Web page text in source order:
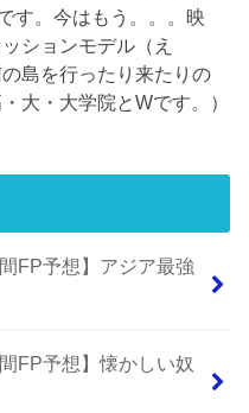
す。今はもう。。。映
ションモデル（え
島を行ったり来たりの
大・大学院とWです。）
FP予想】アジア最強
FP予想】懐かしい奴